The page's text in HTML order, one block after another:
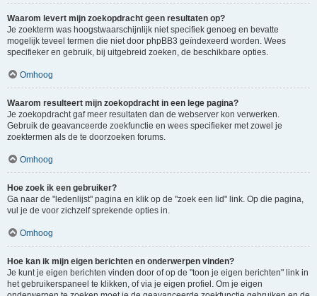
Waarom levert mijn zoekopdracht geen resultaten op?
Je zoekterm was hoogstwaarschijnlijk niet specifiek genoeg en bevatte
mogelijk teveel termen die niet door phpBB3 geïndexeerd worden. Wees
specifieker en gebruik, bij uitgebreid zoeken, de beschikbare opties.
Omhoog
Waarom resulteert mijn zoekopdracht in een lege pagina?
Je zoekopdracht gaf meer resultaten dan de webserver kon verwerken.
Gebruik de geavanceerde zoekfunctie en wees specifieker met zowel je
zoektermen als de te doorzoeken forums.
Omhoog
Hoe zoek ik een gebruiker?
Ga naar de "ledenlijst" pagina en klik op de "zoek een lid" link. Op die pagina,
vul je de voor zichzelf sprekende opties in.
Omhoog
Hoe kan ik mijn eigen berichten en onderwerpen vinden?
Je kunt je eigen berichten vinden door of op de "toon je eigen berichten" link in
het gebruikerspaneel te klikken, of via je eigen profiel. Om je eigen